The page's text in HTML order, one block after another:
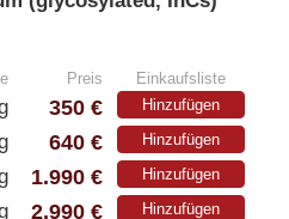
Preis Einkaufsliste
350 € Hinzufügen
640 € Hinzufügen
1.990 € Hinzufügen
2.990 € Hinzufügen